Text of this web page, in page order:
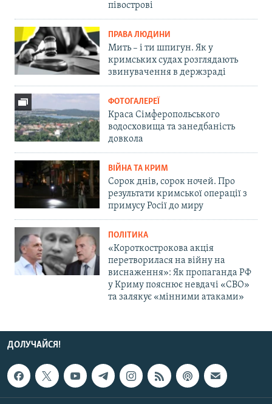
півострові
ПРАВА ЛЮДИНИ
Мить – і ти шпигун. Як у
кримських судах розглядають
звинувачення в держзраді
ФОТОГАЛЕРЕЇ
Краса Сімферопольського
водосховища та занедбаність
довкола
ВІЙНА ТА КРИМ
Сорок днів, сорок ночей. Про
результати кримської операції з
примусу Росії до миру
ПОЛІТИКА
«Короткострокова акція
перетворилася на війну на
виснаження»: Як пропаганда РФ
у Криму пояснює невдачі «СВО»
та залякує «мінними атаками»
ДОЛУЧАЙСЯ!